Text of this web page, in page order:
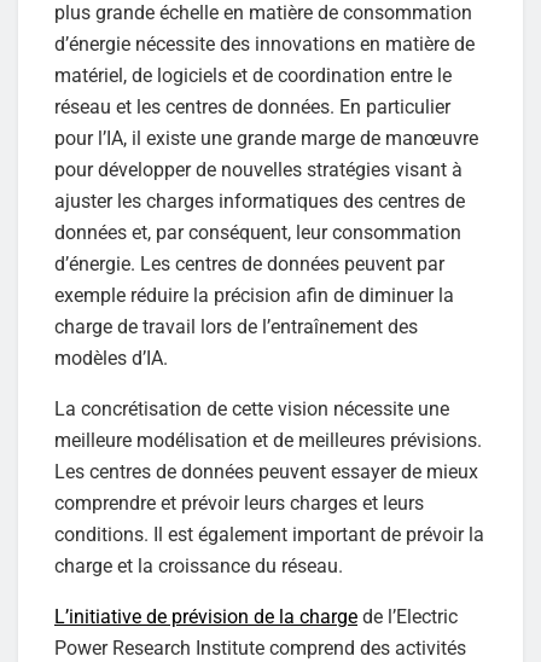
plus grande échelle en matière de consommation
d’énergie nécessite des innovations en matière de
matériel, de logiciels et de coordination entre le
réseau et les centres de données. En particulier
pour l’IA, il existe une grande marge de manœuvre
pour développer de nouvelles stratégies visant à
ajuster les charges informatiques des centres de
données et, par conséquent, leur consommation
d’énergie. Les centres de données peuvent par
exemple réduire la précision afin de diminuer la
charge de travail lors de l’entraînement des
modèles d’IA.
La concrétisation de cette vision nécessite une
meilleure modélisation et de meilleures prévisions.
Les centres de données peuvent essayer de mieux
comprendre et prévoir leurs charges et leurs
conditions. Il est également important de prévoir la
charge et la croissance du réseau.
L’initiative de prévision de la charge de l’Electric
Power Research Institute comprend des activités